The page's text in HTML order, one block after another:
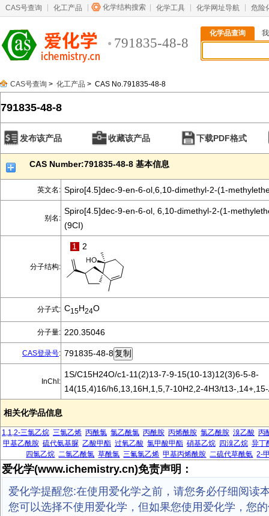
CAS号查询 化工产品 化学结构搜索 化学工具 化学网址导航 危险
791835-48-8
化学品查询
CAS号查询 > 化工产品 > CAS No.791835-48-8
791835-48-8
发布该产品 收藏该产品 下载PDF格式
CAS Number:791835-48-8 基本信息
英文名: Spiro[4.5]dec-9-en-6-ol,6,10-dimethyl-2-(1-
别名:
Spiro[4.5]dec-9-en-6-ol, 6,10-dimethyl-2-(1-
(9CI)
分子结构:
1 2
分子式: C15H24O
分子量: 220.35046
CAS登录号: 791835-48-8
InChI:
1S/C15H24O/c1-11(2)13-7-9-15(10-13)12(3)6-5-8-
14(15,4)16/h6,13,16H,1,5,7-10H2,2-4H3/t13-
相关化学品信息
1,1,2-三氯乙烷 三氯乙烯 丙酰氯 氯乙酰氯 丙酰胺 丙烯酰胺 氯乙酰胺 溴乙酸 丙
甲基乙酰胺 硫代氨基脲 乙酸甲酯 过氧乙酸 氯甲酸甲酯 硝基乙烷 四溴乙烷 异丁
四氯乙烷 二氯乙酰氯 草酰氯 三氟氯乙烯 甲基丙烯酰胺 二硫代草酰氨 2-
爱化学(www.ichemistry.cn)免责声明：
爱化学提醒您:在使用爱化学之前，请您务必仔细阅读
您可以选择不使用爱化学，但如果您使用爱化学，您